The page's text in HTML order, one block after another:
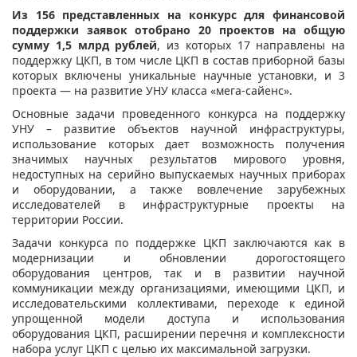
Из 156 представленных на конкурс для финансовой
поддержки заявок отобрано 20 проектов на общую
сумму 1,5 млрд рублей, из которых 17 направлены на
поддержку ЦКП, в том числе ЦКП в состав приборной базы
которых включены уникальные научные установки, и 3
проекта — на развитие УНУ класса «мега-сайенс».
Основные задачи проведенного конкурса на поддержку
УНУ – развитие объектов научной инфраструктуры,
использование которых дает возможность получения
значимых научных результатов мирового уровня,
недоступных на серийно выпускаемых научных приборах
и оборудовании, а также вовлечение зарубежных
исследователей в инфраструктурные проекты на
территории России.
Задачи конкурса по поддержке ЦКП заключаются как в
модернизации и обновлении дорогостоящего
оборудования центров, так и в развитии научной
коммуникации между организациями, имеющими ЦКП, и
исследовательскими коллективами, переходе к единой
упрощенной модели доступа и использования
оборудования ЦКП, расширении перечня и комплексности
набора услуг ЦКП с целью их максимальной загрузки.